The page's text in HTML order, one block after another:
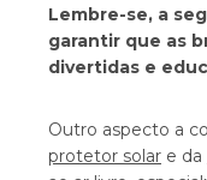
Lembre-se, a
garantir que as
divertidas e
Outro aspecto a
protetor solare da